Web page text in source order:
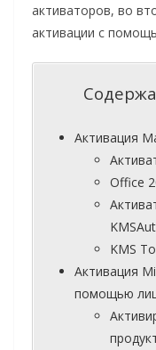
активаторов, во
активации с
Активация
Office
KMS
Активация
помощью